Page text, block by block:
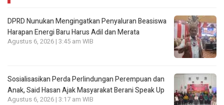
DPRD Nunukan Mengingatkan Penyaluran Beasiswa
Harapan Energi Baru Harus Adil dan Merata
Agustus 6, 2026 | 3:45 am WIB
Sosialisasikan Perda Perlindungan Perempuan dan
Anak, Said Hasan Ajak Masyarakat Berani Speak Up
Agustus 6, 2026 | 3:17 am WIB